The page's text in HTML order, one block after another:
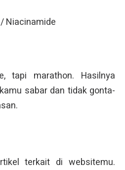
Niacinamide
tapi marathon. Hasilnya
sabar dan tidak gonta-
terkait di websitemu.